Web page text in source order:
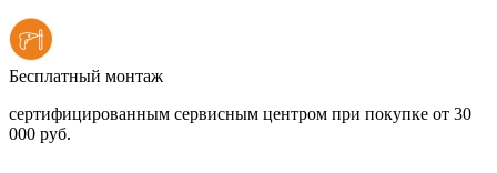
Бесплатный монтаж
сертифицированным сервисным центром при покупке от 30
000 руб.